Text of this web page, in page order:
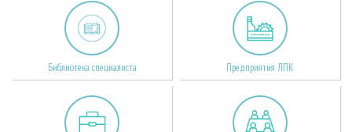
Библиотека специалиста Предприятия ЛПК